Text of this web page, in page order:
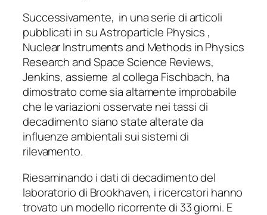
Successivamente, in una serie di articoli
pubblicati in su Astroparticle Physics ,
Nuclear Instruments and Methods in Physics
Research and Space Science Reviews,
Jenkins, assieme al collega Fischbach, ha
dimostrato come sia altamente improbabile
che le variazioni osservate nei tassi di
decadimento siano state alterate da
influenze ambientali sui sistemi di
rilevamento.
Riesaminando i dati di decadimento del
laboratorio di Brookhaven, i ricercatori hanno
trovato un modello ricorrente di 33 giorni. E